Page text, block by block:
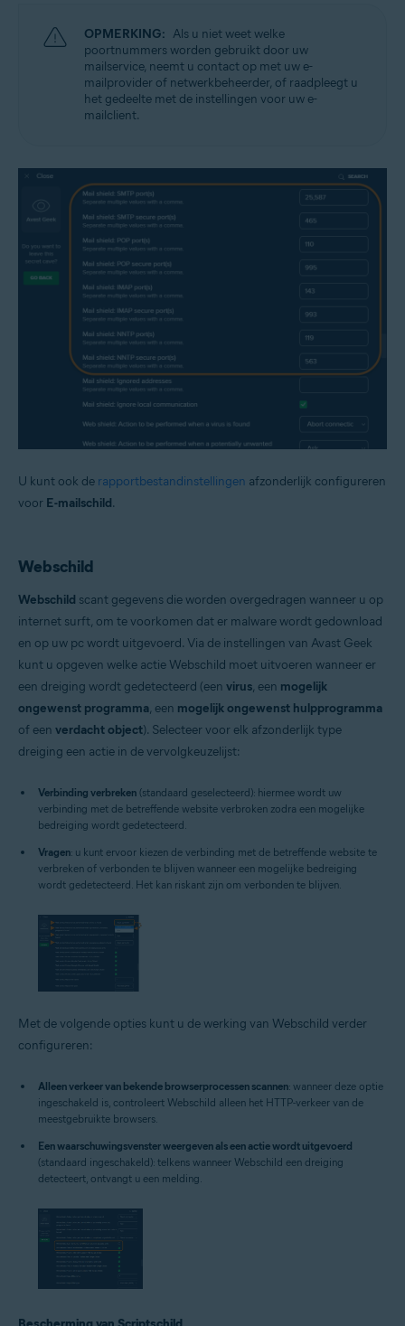
OPMERKING: Als u niet weet welke
poortnummers worden gebruikt door uw
mailservice, neemt u contact op met uw e-
mailprovider of netwerkbeheerder, of raadpleegt u
het gedeelte met de instellingen voor uw e-
mailclient.
U kunt ook de rapportbestandinstellingen afzonderlijk configureren
voor E-mailschild.
Webschild
Webschild scant gegevens die worden overgedragen wanneer u op
internet surft, om te voorkomen dat er malware wordt gedownload
en op uw pc wordt uitgevoerd. Via de instellingen van Avast Geek
kunt u opgeven welke actie Webschild moet uitvoeren wanneer er
een dreiging wordt gedetecteerd (een virus, een mogelijk
ongewenst programma, een mogelijk ongewenst hulpprogramma
of een verdacht object). Selecteer voor elk afzonderlijk type
dreiging een actie in de vervolgkeuzelijst:
Verbinding verbreken (standaard geselecteerd): hiermee wordt uw
verbinding met de betreffende website verbroken zodra een mogelijke
bedreiging wordt gedetecteerd.
Vragen: u kunt ervoor kiezen de verbinding met de betreffende website te
verbreken of verbonden te blijven wanneer een mogelijke bedreiging
wordt gedetecteerd. Het kan riskant zijn om verbonden te blijven.
Met de volgende opties kunt u de werking van Webschild verder
configureren:
Alleen verkeer van bekende browserprocessen scannen: wanneer deze optie
ingeschakeld is, controleert Webschild alleen het HTTP-verkeer van de
meestgebruikte browsers.
Een waarschuwingsvenster weergeven als een actie wordt uitgevoerd
(standaard ingeschakeld): telkens wanneer Webschild een dreiging
detecteert, ontvangt u een melding.